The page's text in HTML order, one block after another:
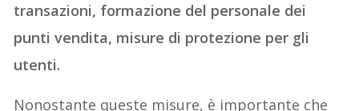
transazioni, formazione del personale dei
punti vendita, misure di protezione per gli
utenti.
Nonostante queste misure, è importante che